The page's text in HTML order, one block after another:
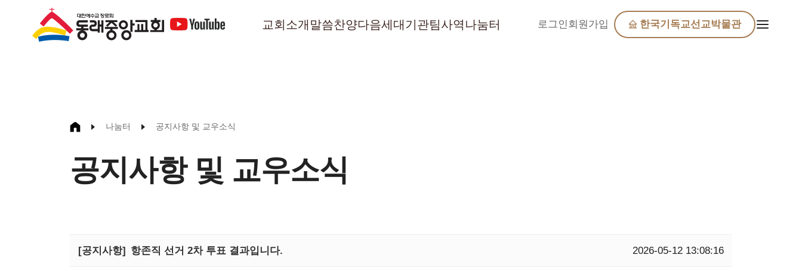
교회소개 말씀찬양다음세대기관팀사역 나눔터 로그인회원가입 한국기독교선교박물관
나눔터 공지사항 및 교우소식
공지사항 및 교우소식
[공지사항] 항존직 선거 2차 투표 결과입니다. 2026-05-12 13:08:16